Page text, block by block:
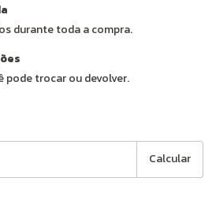
durante toda a compra.
pode trocar ou devolver.
Calcular